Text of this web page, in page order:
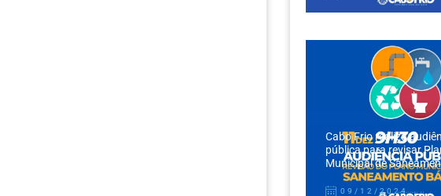
Cabo Frio realiza
pública para revisar
Municipal de
09/12/2024